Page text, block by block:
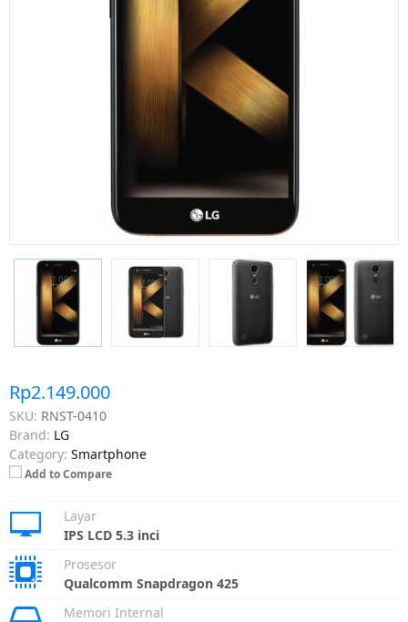
Rp2.149.000
SKU: RNST-0410
Brand: LG
Category: Smartphone
Add to Compare
Layar
IPS LCD 5.3 inci
Prosesor
Qualcomm Snapdragon 425
Memori Internal